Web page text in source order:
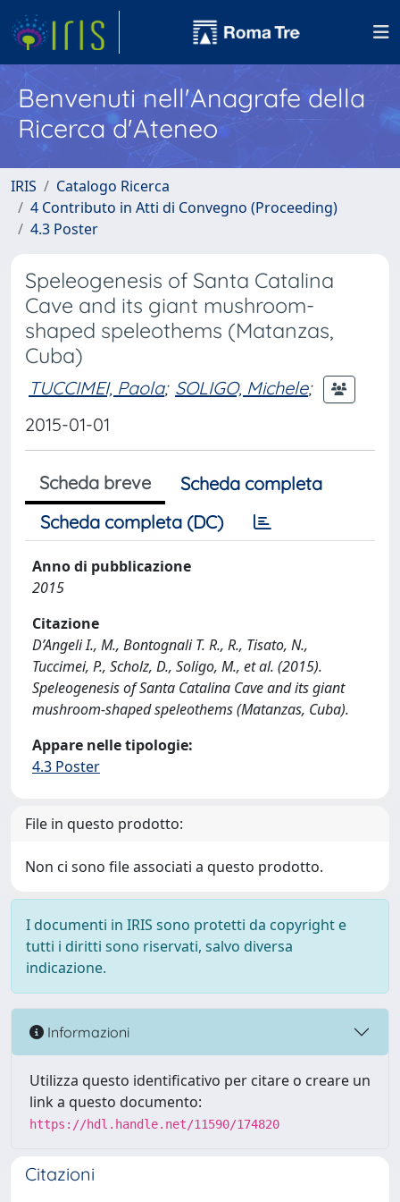
Benvenuti nell'Anagrafe della
Ricerca d'Ateneo
IRIS
Catalogo Ricerca
4 Contributo in Atti di Convegno (Proceeding)
4.3 Poster
Speleogenesis of Santa Catalina
Cave and its giant mushroom-
shaped speleothems (Matanzas,
Cuba)
TUCCIMEI, Paola; SOLIGO, Michele;
2015-01-01
Scheda breve
Scheda completa
Scheda completa (DC)
Anno di pubblicazione
2015
Citazione
D’Angeli I., M., Bontognali T. R., R., Tisato, N.,
Tuccimei, P., Scholz, D., Soligo, M., et al. (2015).
Speleogenesis of Santa Catalina Cave and its giant
mushroom-shaped speleothems (Matanzas, Cuba).
Appare nelle tipologie:
4.3 Poster
File in questo prodotto:
Non ci sono file associati a questo prodotto.
I documenti in IRIS sono protetti da copyright e
tutti i diritti sono riservati, salvo diversa
indicazione.
Informazioni
Utilizza questo identificativo per citare o creare un
link a questo documento:
https://hdl.handle.net/11590/174820
Citazioni